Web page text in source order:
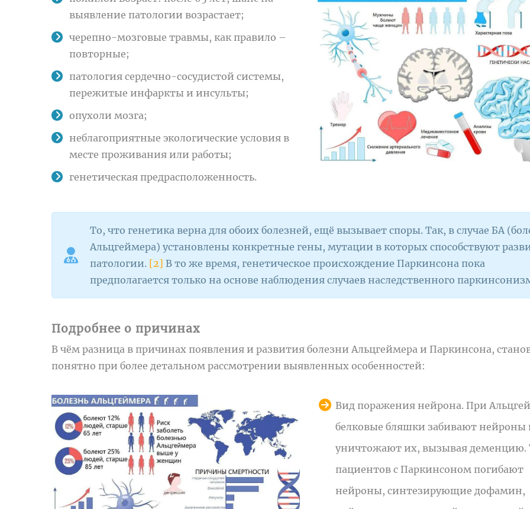
выявление патологии возрастает;
черепно-мозговые травмы, как правило –
повторные;
патология сердечно-сосудистой системы,
пережитые инфаркты и инсульты;
опухоли мозга;
неблагоприятные экологические условия в
месте проживания или работы;
генетическая предрасположенность.
То, что генетика верна для обоих болезней, ещё вызывает споры. Так, в случае БА
Альцгеймера) установлены конкретные гены, мутации в которых способствуют
патологии. [2] В то же время, генетическое происхождение Паркинсона пока
предполагается только на основе наблюдения случаев наследственного
Подробнее о причинах
В чём разница в причинах появления и развития болезни Альцгеймера и Паркинсона,
понятно при более детальном рассмотрении выявленных особенностей:
Вид поражения нейрона. При
белковые бляшки забивают нейроны
уничтожают их, вызывая деменцию.
пациентов с Паркинсоном погибают
нейроны, синтезирующие дофамин,